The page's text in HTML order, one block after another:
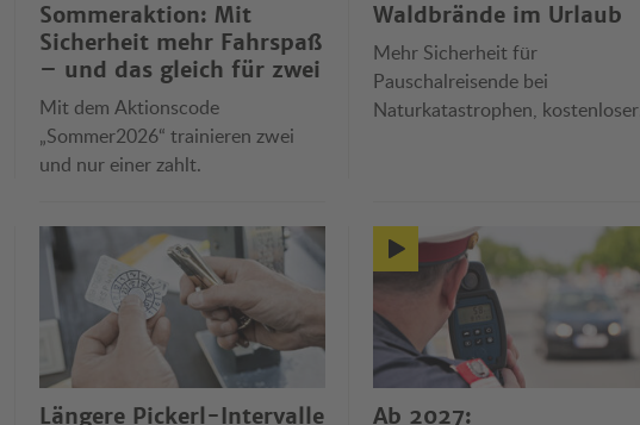
Sommeraktion: Mit
Sicherheit mehr Fahrspaß
– und das gleich für zwei
Mit dem Aktionscode
„Sommer2026“ trainieren zwei
und nur einer zahlt.
Waldbrände im Urlaub
Mehr Sicherheit für
Pauschalreisende bei
Naturkatastrophen, kostenloser
Längere Pickerl-Intervalle
Ab 2027: